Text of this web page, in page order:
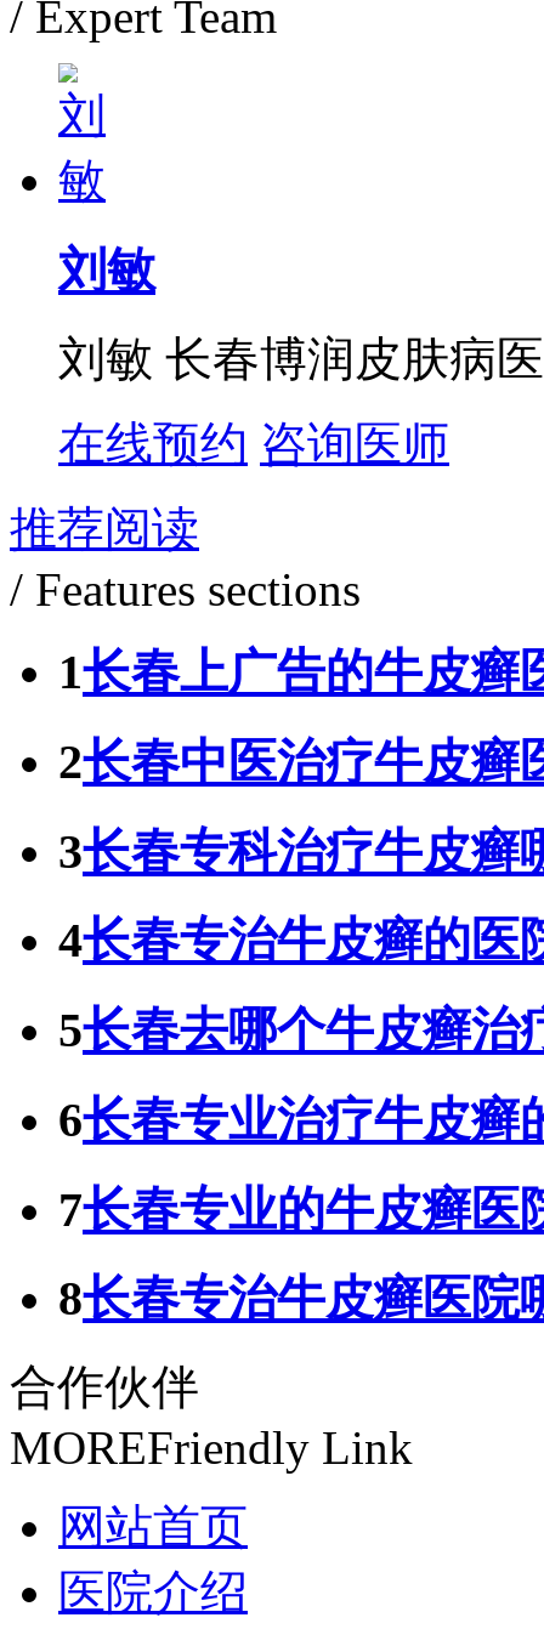
/ Expert Team
刘敏
刘敏 长春博润皮肤病
在线预约 咨询医师
推荐阅读
/ Features sections
1长春上广告的牛皮癣
2长春中医治疗牛皮癣
3长春专科治疗牛皮癣
4长春专治牛皮癣的医
5长春去哪个牛皮癣治
6长春专业治疗牛皮癣
7长春专业的牛皮癣医
8长春专治牛皮癣医院
合作伙伴
MOREFriendly Link
网站首页
医院介绍